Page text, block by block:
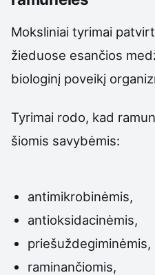
Moksliniai tyrimai
žieduose esančios
biologinį poveikį
Tyrimai rodo, kad
šiomis savybėmis:
antimikrobinėmis,
antioksidacinėmis,
priešuždegiminėmis,
raminančiomis,